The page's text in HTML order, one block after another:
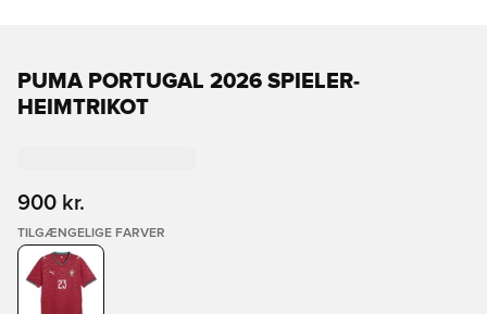
PUMA PORTUGAL 2026 SPIELER-
HEIMTRIKOT
900 kr.
TILGÆNGELIGE FARVER